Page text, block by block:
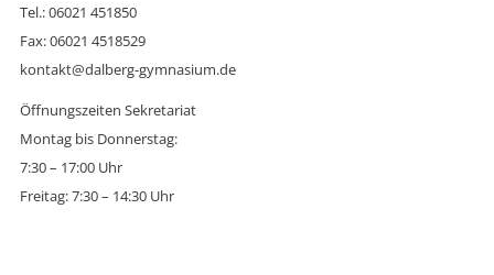
Tel.: 06021 451850
Fax: 06021 4518529
kontakt@dalberg-gymnasium.de
Öffnungszeiten Sekretariat
Montag bis Donnerstag:
7:30 – 17:00 Uhr
Freitag: 7:30 – 14:30 Uhr